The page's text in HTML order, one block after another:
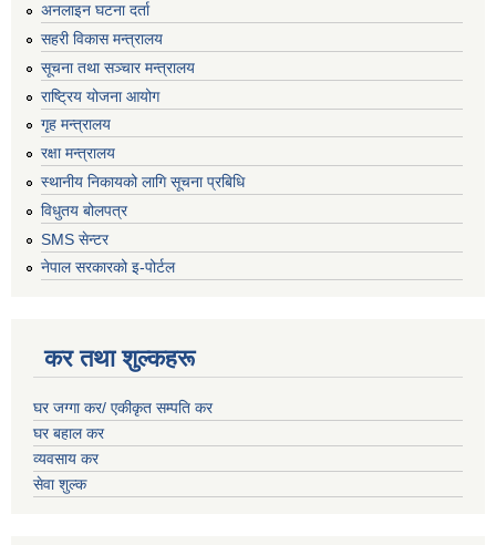
अनलाइन घटना दर्ता
सहरी विकास मन्त्रालय
सूचना तथा सञ्चार मन्त्रालय
राष्ट्रिय योजना आयोग
गृह मन्त्रालय
रक्षा मन्त्रालय
स्थानीय निकायको लागि सूचना प्रबिधि
विधुतय बोलपत्र
SMS सेन्टर
नेपाल सरकारको इ-पोर्टल
कर तथा शुल्कहरू
घर जग्गा कर/ एकीकृत सम्पति कर
घर बहाल कर
व्यवसाय कर
सेवा शुल्क